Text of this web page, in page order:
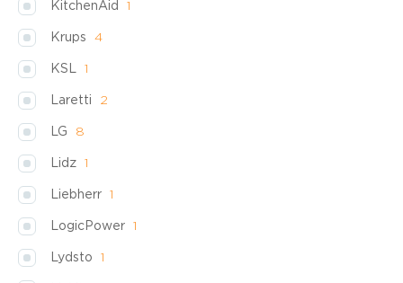
KitchenAid 1
Krups 4
KSL 1
Laretti 2
LG 8
Lidz 1
Liebherr 1
LogicPower 1
Lydsto 1